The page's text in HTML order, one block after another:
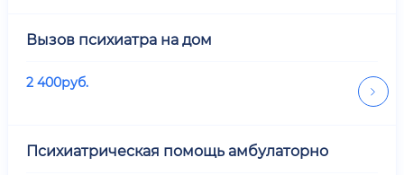
Вызов психиатра на дом
2 400руб.
Психиатрическая помощь амбулаторно